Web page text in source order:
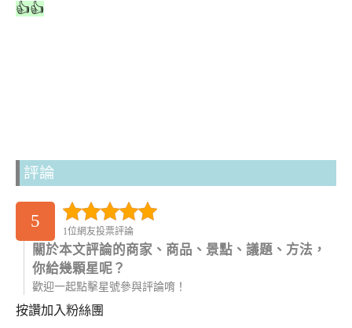
👍👍
評論
5
1位網友投票評論
關於本文評論的商家、商品、景點、議題、方法，
你給幾顆星呢？
歡迎一起點擊星號參與評論唷！
按讚加入粉絲團